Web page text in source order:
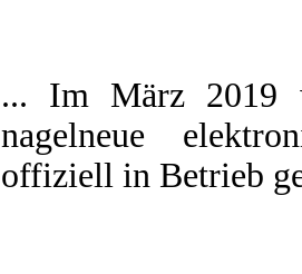
... Im März 2019
nagelneue
offiziell in Betrieb